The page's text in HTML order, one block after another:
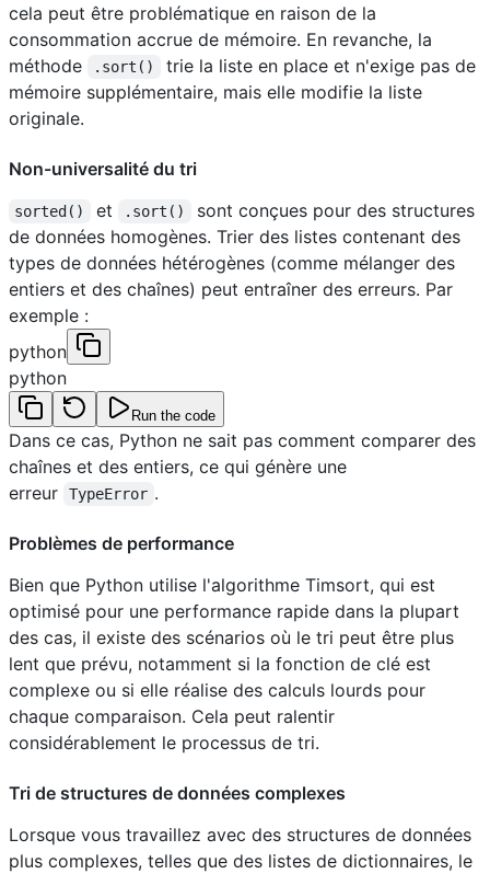
cela peut être problématique en raison de la
consommation accrue de mémoire. En revanche, la
méthode
.sort()
trie la liste en place et n'exige pas de
mémoire supplémentaire, mais elle modifie la liste
originale.
Non-universalité du tri
sorted() et .sort()
sont conçues pour des structures
de données homogènes. Trier des listes contenant des
types de données hétérogènes (comme mélanger des
entiers et des chaînes) peut entraîner des erreurs. Par
exemple :
python
python
Run the code
Dans ce cas, Python ne sait pas comment comparer des
chaînes et des entiers, ce qui génère une
erreur
TypeError .
Problèmes de performance
Bien que Python utilise l'algorithme Timsort, qui est
optimisé pour une performance rapide dans la plupart
des cas, il existe des scénarios où le tri peut être plus
lent que prévu, notamment si la fonction de clé est
complexe ou si elle réalise des calculs lourds pour
chaque comparaison. Cela peut ralentir
considérablement le processus de tri.
Tri de structures de données complexes
Lorsque vous travaillez avec des structures de données
plus complexes, telles que des listes de dictionnaires, le